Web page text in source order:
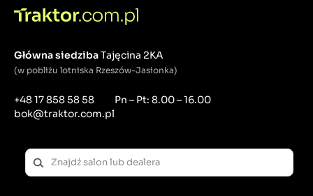
Główna siedzibaTajęcina 2KA
(w pobliżu lotniska Rzeszów-Jasionka)
+48 17 858 58 58
bok@traktor.com.pl
Pn – Pt: 8.00 – 16.00